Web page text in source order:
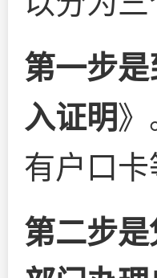
第一步
入证明
有户口
第二步